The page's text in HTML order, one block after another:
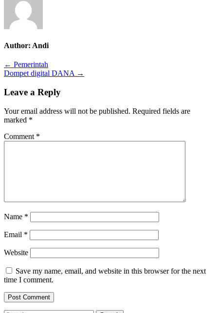
Author: Andi
Post
navigation
← Pemerintah
Dompet digital DANA →
Leave a Reply
Your email address will not be published. Required fields are
marked *
Comment *
Name *
Email *
Website
Save my name, email, and website in this browser for the next
time I comment.